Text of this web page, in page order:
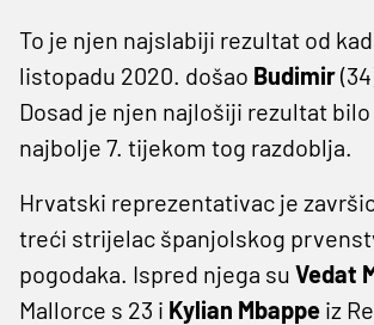
To je njen najslabiji rezultat od
listopadu 2020. došao Budimir
Dosad je njen najlošiji rezultat bilo
najbolje 7. tijekom tog razdoblja.
Hrvatski reprezentativac je
treći strijelac španjolskog
pogodaka. Ispred njega su Vedat
Mallorce s 23 i Kylian Mbappe iz